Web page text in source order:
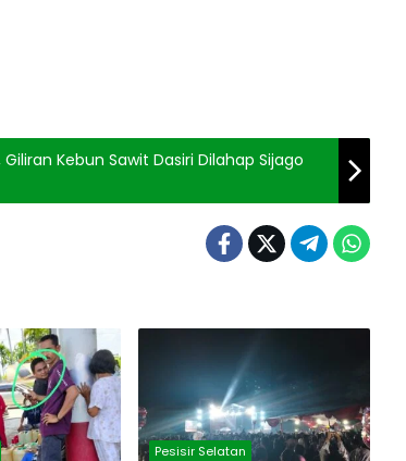
Kebun Sawit Dasiri Dilahap Sijago
Pesisir Selatan